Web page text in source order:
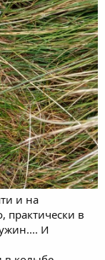
и на
практически в
И